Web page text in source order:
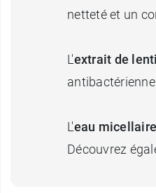
netteté et un
L'extrait de
L'eau
Découvrez